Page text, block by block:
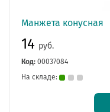
Манжета конусная
14 руб.
Код: 00037084
На складе: